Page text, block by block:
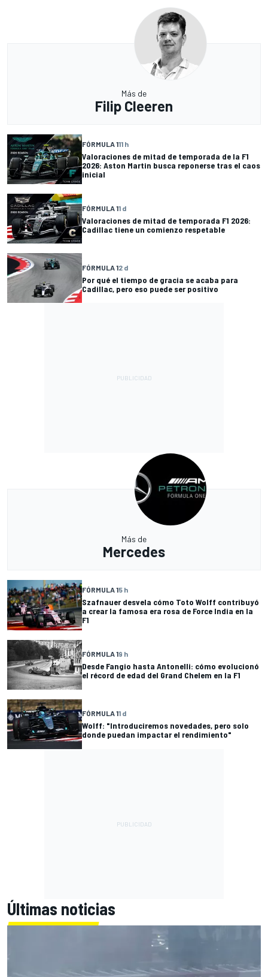
Más de
Filip Cleeren
FÓRMULA 111 h
Valoraciones de mitad de temporada de la F1
2026: Aston Martin busca reponerse tras el caos
inicial
FÓRMULA 11 d
Valoraciones de mitad de temporada F1 2026:
Cadillac tiene un comienzo respetable
FÓRMULA 12 d
Por qué el tiempo de gracia se acaba para
Cadillac, pero eso puede ser positivo
Más de
Mercedes
FÓRMULA 15 h
Szafnauer desvela cómo Toto Wolff contribuyó
a crear la famosa era rosa de Force India en la
F1
FÓRMULA 19 h
Desde Fangio hasta Antonelli: cómo evolucionó
el récord de edad del Grand Chelem en la F1
FÓRMULA 11 d
Wolff: "Introduciremos novedades, pero solo
donde puedan impactar el rendimiento"
Últimas noticias